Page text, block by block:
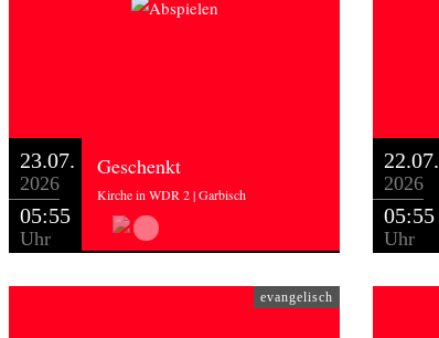
23.07.
2026
05:55
Uhr
Geschenkt
Kirche in WDR 2 | Garbisch
22.07.
2026
05:55
Uhr
evangelisch